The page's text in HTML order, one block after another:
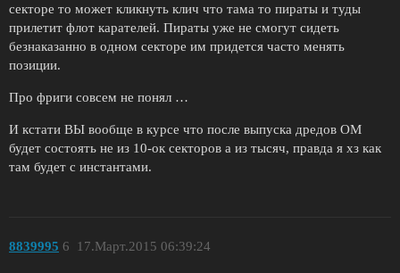
секторе то может кликнуть клич что тама то пираты и туды
прилетит флот карателей. Пираты уже не смогут сидеть
безнаказанно в одном секторе им придется часто менять
позиции.
Про фриги совсем не понял …
И кстати ВЫ вообще в курсе что после выпуска дредов ОМ
будет состоять не из 10-ок секторов а из тысяч, правда я хз как
там будет с инстантами.
8839995 17.Март.2015 06:39:24
6